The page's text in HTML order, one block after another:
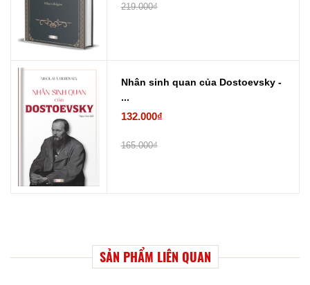
219.000₫
Nhân sinh quan của Dostoevsky -
...
132.000₫
165.000₫
SẢN PHẨM LIÊN QUAN